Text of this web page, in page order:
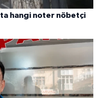
hangi noter nöbetçi